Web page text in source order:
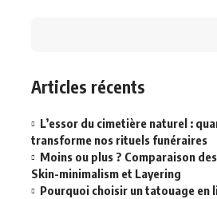
Articles récents
L’essor du cimetière naturel :
transforme nos rituels funéraires
Moins ou plus ? Comparaison
Skin-minimalism et Layering
Pourquoi choisir un tatouage en